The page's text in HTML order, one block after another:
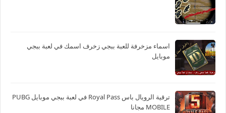
اسماء مزخرفة للعبة ببجي زخرف اسمك في لعبة ببجي
موبايل
ترقية الرويال باس Royal Pass في لعبة ببجي موبايل PUBG
MOBILE مجانا